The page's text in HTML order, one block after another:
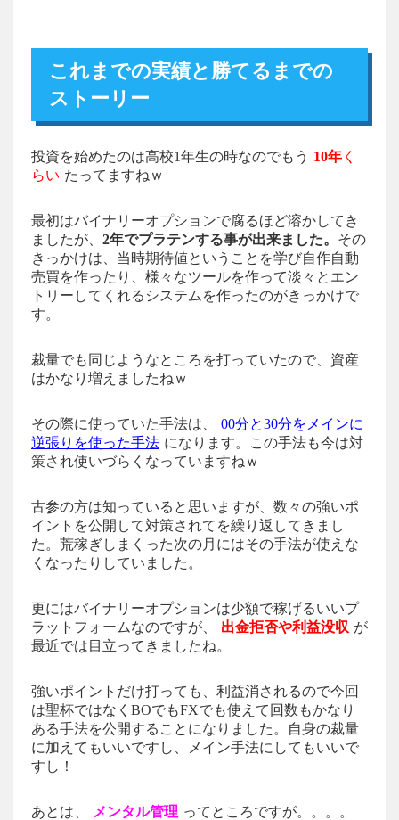
これまでの実績と勝てるまでの
ストーリー
投資を始めたのは高校1年生の時なのでもう 10年 く
らい たってますねｗ
最初はバイナリーオプションで腐るほど溶かしてき
ましたが、 2年でプラテンする事が出来ました。 その
きっかけは、当時期待値ということを学び自作自動
売買を作ったり、様々なツールを作って淡々とエン
トリーしてくれるシステムを作ったのがきっかけで
す。
裁量でも同じようなところを打っていたので、資産
はかなり増えましたねｗ
その際に使っていた手法は、
00分と30分をメインに
逆張りを使った手法 になります。この手法も今は対
策され使いづらくなっていますねｗ
古参の方は知っていると思いますが、数々の強いポ
イントを公開して対策されてを繰り返してきまし
た。荒稼ぎしまくった次の月にはその手法が使えな
くなったりしていました。
更にはバイナリーオプションは少額で稼げるいいプ
ラットフォームなのですが、
出金拒否や利益没収 が
最近では目立ってきましたね。
強いポイントだけ打っても、利益消されるので今回
は聖杯ではなくBOでもFXでも使えて回数もかなり
ある手法を公開することになりました。自身の裁量
に加えてもいいですし、メイン手法にしてもいいで
すし！
あとは、 メンタル管理 ってところですが。。。。